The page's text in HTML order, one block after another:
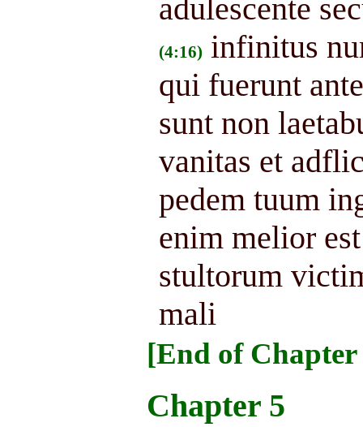
adulescente
(4:16) infinitus
qui fuerunt
sunt non
vanitas et
pedem tuum
enim melior
stultorum
mali
[End of Chapter
Chapter 5